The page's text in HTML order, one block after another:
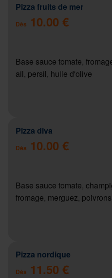
Pizza fruits de mer
Dès 10.00 €
Base sauce tomate,
ail, persil, huile d'olive
Pizza diva
Dès 10.00 €
Base sauce tomate,
fromage, merguez, poivrons
Pizza nordique
Dès 11.50 €